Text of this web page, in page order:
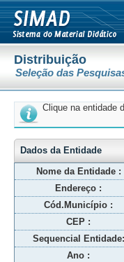
Distribuição
Seleção das
Clique na entidade
Dados da Entidade
Nome da Entidade :
Endereço :
Cód.Município :
CEP :
Sequencial Entidade:
Ano :